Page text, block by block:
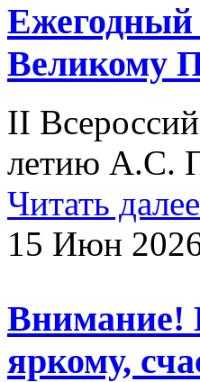
Ежегодный
Великому
II
летию А.С.
Читать далее
15 Июн
Внимание!
яркому,